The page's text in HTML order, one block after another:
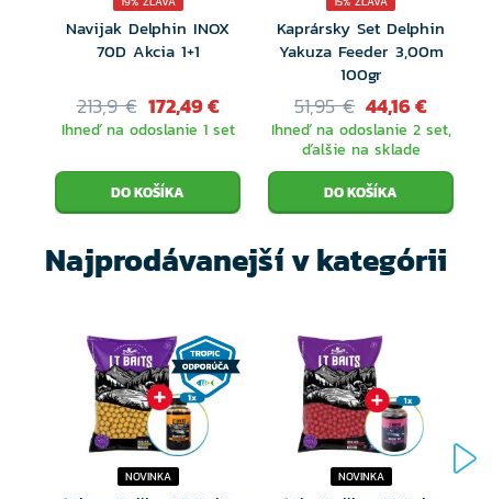
Navijak Delphin INOX
70D Akcia 1+1
213,9 € 172,49 €
Ihneď na odoslanie 1 set
Kaprársky Set Delphin
Yakuza Feeder 3,00m
100gr
51,95 € 44,16 €
Ihneď na odoslanie 2 set,
ďalšie na sklade
Najprodávanejší v kategórii
NOVINKA NOVINKA